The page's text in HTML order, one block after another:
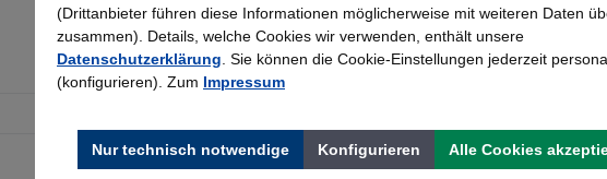
(Drittanbieter führen diese Informationen möglicherweise mit weiteren Daten
zusammen). Details, welche Cookies wir verwenden, enthält unsere
Datenschutzerklärung . Sie können die Cookie-Einstellungen jederzeit
(konfigurieren). Zum Impressum
Nur technisch notwendige Konfigurieren Alle Cookies